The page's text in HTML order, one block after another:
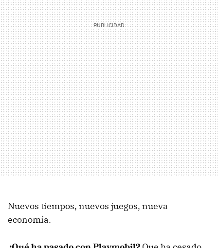
Nuevos tiempos, nuevos juegos, nueva
economía.